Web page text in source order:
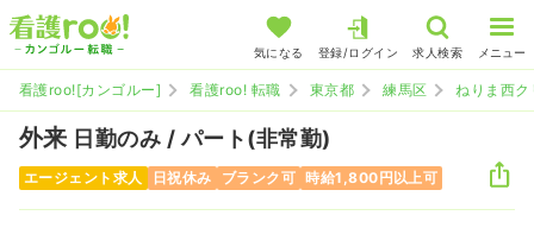
気になる 登録/ログイン 求人検索 メニュー
看護roo![カンゴルー] 看護roo! 転職 東京都 練馬区 ねりま西
外来 日勤のみ / パート(非常勤)
エージェント求人 日祝休み ブランク可 時給1,800円以上可